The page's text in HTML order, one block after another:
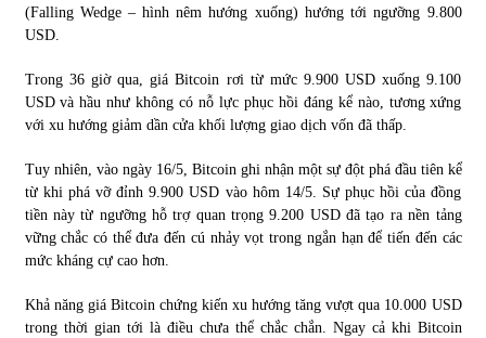
vốn hóa
09/11/2021
13/10/2021
(Falling Wedge – hình nêm hướng xuống) hướng tới ngưỡng 9.800
USD.
Trong 36 giờ qua, giá Bitcoin rơi từ mức 9.900 USD xuống 9.100
USD và hầu như không có nỗ lực phục hồi đáng kể nào, tương xứng
với xu hướng giảm dần cửa khối lượng giao dịch vốn đã thấp.
Tuy nhiên, vào ngày 16/5, Bitcoin ghi nhận một sự đột phá đầu tiên kể
từ khi phá vỡ đỉnh 9.900 USD vào hôm 14/5. Sự phục hồi của đồng
tiền này từ ngưỡng hỗ trợ quan trọng 9.200 USD đã tạo ra nền tảng
vững chắc có thể đưa đến cú nhảy vọt trong ngắn hạn để tiến đến các
mức kháng cự cao hơn.
Khả năng giá Bitcoin chứng kiến xu hướng tăng vượt qua 10.000 USD
trong thời gian tới là điều chưa thể chắc chắn. Ngay cả khi Bitcoin